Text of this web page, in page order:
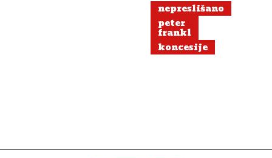
nepreslišano
peter
frankl
koncesije